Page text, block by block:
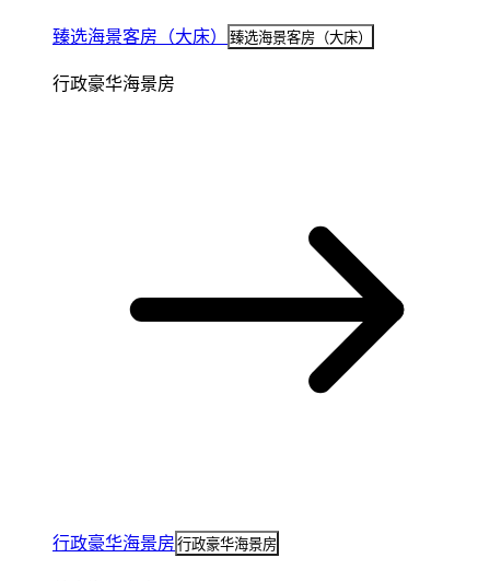
臻选海景客房（大床） 臻选海景客房（大床）
行政豪华海景房
行政豪华海景房 行政豪华海景房